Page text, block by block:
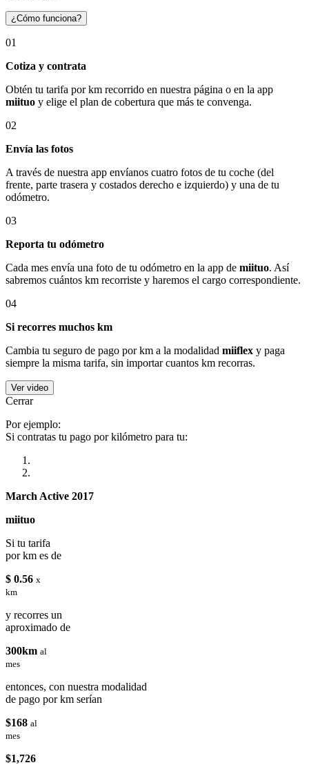
¿Cómo funciona?
01
Cotiza y contrata
Obtén tu tarifa por km recorrido en nuestra página o en la app
miituo y elige el plan de cobertura que más te convenga.
02
Envía las fotos
A través de nuestra app envíanos cuatro fotos de tu coche (del
frente, parte trasera y costados derecho e izquierdo) y una de tu
odómetro.
03
Reporta tu odómetro
Cada mes envía una foto de tu odómetro en la app de miituo. Así
sabremos cuántos km recorriste y haremos el cargo correspondiente.
04
Si recorres muchos km
Cambia tu seguro de pago por km a la modalidad miiflex y paga
siempre la misma tarifa, sin importar cuantos km recorras.
Ver video
Cerrar
Por ejemplo:
Si contratas tu pago por kilómetro para tu:
March Active 2017
miituo
Si tu tarifa
por km es de
$ 0.56 x
km
y recorres un
aproximado de
300km al
mes
entonces, con nuestra modalidad
de pago por km serían
$168 al
mes
$1,726